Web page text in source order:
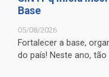
Base
05/08/2026
Fortalecer a base,
do país! Neste ano, tão